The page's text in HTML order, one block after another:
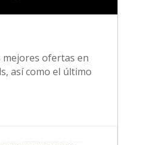
mejores ofertas en
así como el último